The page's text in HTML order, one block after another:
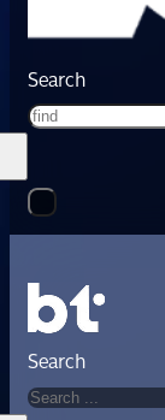
Search
Search